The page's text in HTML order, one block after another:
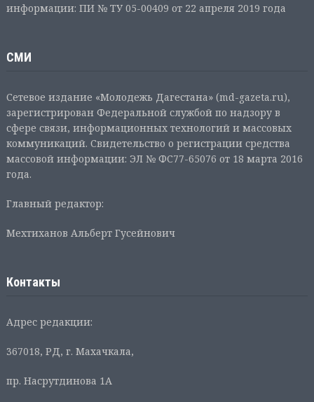
информации: ПИ № ТУ 05-00409 от 22 апреля 2019 года
СМИ
Сетевое издание «Молодежь Дагестана» (md-gazeta.ru),
зарегистрирован Федеральной службой по надзору в
сфере связи, информационных технологий и массовых
коммуникаций. Свидетельство о регистрации средства
массовой информации: ЭЛ № ФС77-65076 от 18 марта 2016
года.
Главный редактор:
Мехтиханов Альберт Гусейнович
Контакты
Адрес редакции:
367018, РД, г. Махачкала,
пр. Насрутдинова 1А